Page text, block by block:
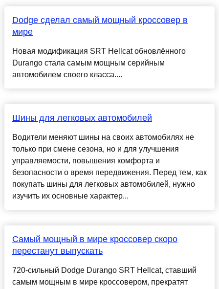
Dodge сделал самый мощный кроссовер в
мире
Новая модификация SRT Hellcat обновлённого
Durango стала самым мощным серийным
автомобилем своего класса....
Шины для легковых автомобилей
Водители меняют шины на своих автомобилях не
только при смене сезона, но и для улучшения
управляемости, повышения комфорта и
безопасности о время передвижения. Перед тем, как
покупать шины для легковых автомобилей, нужно
изучить их основные характер...
Самый мощный в мире кроссовер скоро
перестанут выпускать
720-сильный Dodge Durango SRT Hellcat, ставший
самым мощным в мире кроссовером, прекратят